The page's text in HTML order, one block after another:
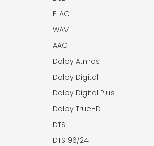
FLAC
WAV
AAC
Dolby Atmos
Dolby Digital
Dolby Digital Plus
Dolby TrueHD
DTS
DTS 96/24